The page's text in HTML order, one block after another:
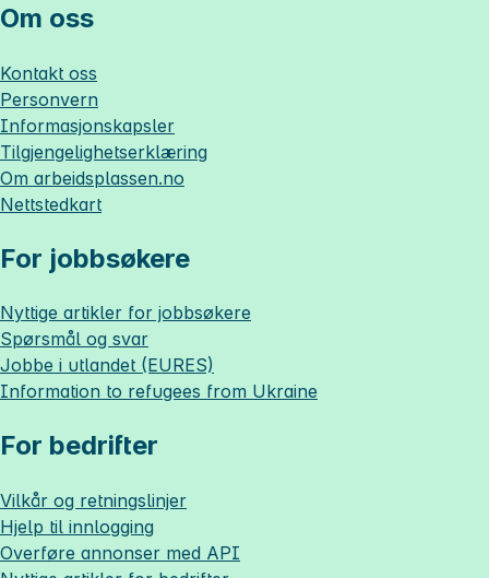
Om oss
Kontakt oss
Personvern
Informasjonskapsler
Tilgjengelighetserklæring
Om arbeidsplassen.no
Nettstedkart
For jobbsøkere
Nyttige artikler for jobbsøkere
Spørsmål og svar
Jobbe i utlandet (EURES)
Information to refugees from Ukraine
For bedrifter
Vilkår og retningslinjer
Hjelp til innlogging
Overføre annonser med API